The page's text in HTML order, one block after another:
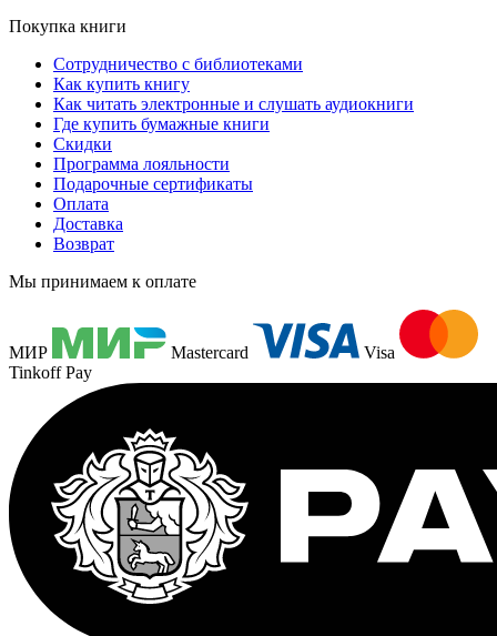
Покупка книги
Сотрудничество с библиотеками
Как купить книгу
Как читать электронные и слушать аудиокниги
Где купить бумажные книги
Скидки
Программа лояльности
Подарочные сертификаты
Оплата
Доставка
Возврат
Мы принимаем к оплате
МИР Mastercard
Visa
Tinkoff Pay